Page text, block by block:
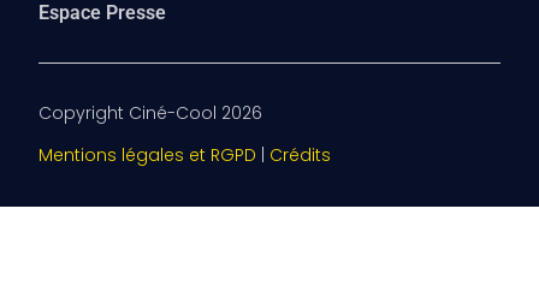
Espace Presse
Copyright Ciné-Cool 2026
Mentions légales et RGPD
Crédits